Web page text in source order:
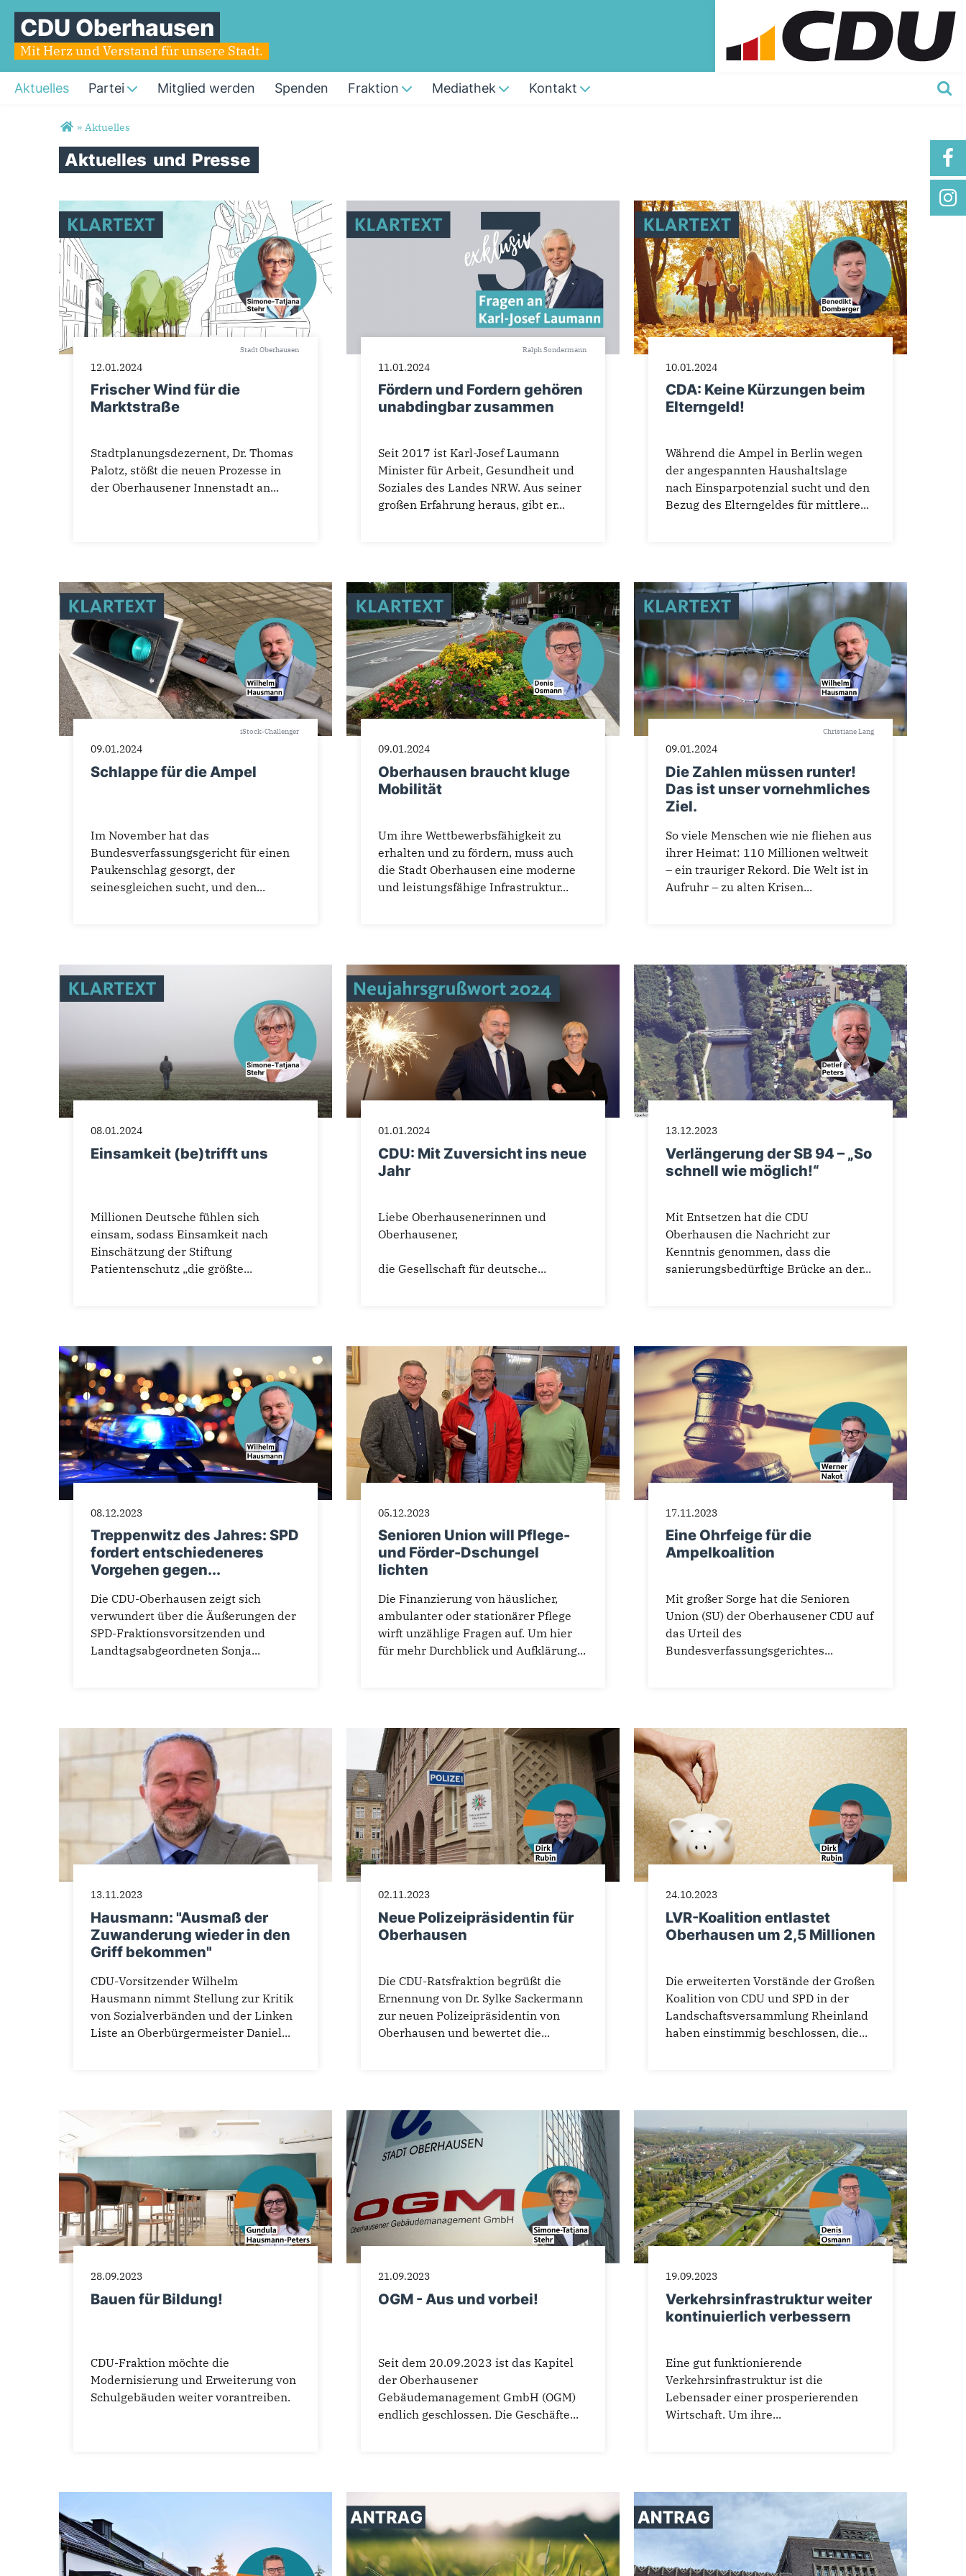
CDU Oberhausen
Mit Herz und Verstand für unsere Stadt.
Aktuelles Partei Mitglied werden Spenden Fraktion Mediathek Kontakt
Sie sind hier
» Aktuelles
Aktuelles und Presse
Stadt Oberhausen
12.01.2024
Frischer Wind für die
Marktstraße
Stadtplanungsdezernent, Dr. Thomas
Palotz, stößt die neuen Prozesse in
der Oberhausener Innenstadt an...
Ralph Sondermann
11.01.2024
Fördern und Fordern gehören
unabdingbar zusammen
Seit 2017 ist Karl-Josef Laumann
Minister für Arbeit, Gesundheit und
Soziales des Landes NRW. Aus seiner
großen Erfahrung heraus, gibt er...
10.01.2024
CDA: Keine Kürzungen beim
Elterngeld!
Während die Ampel in Berlin wegen
der angespannten Haushaltslage
nach Einsparpotenzial sucht und den
Bezug des Elterngeldes für mittlere...
iStock-Challenger
09.01.2024
Schlappe für die Ampel
Im November hat das
Bundesverfassungsgericht für einen
Paukenschlag gesorgt, der
seinesgleichen sucht, und den...
09.01.2024
Oberhausen braucht kluge
Mobilität
Um ihre Wettbewerbsfähigkeit zu
erhalten und zu fördern, muss auch
die Stadt Oberhausen eine moderne
und leistungsfähige Infrastruktur...
Christiane Lang
09.01.2024
Die Zahlen müssen runter!
Das ist unser vornehmliches
Ziel.
So viele Menschen wie nie fliehen aus
ihrer Heimat: 110 Millionen weltweit
– ein trauriger Rekord. Die Welt ist in
Aufruhr – zu alten Krisen...
08.01.2024
Einsamkeit (be)trifft uns
Millionen Deutsche fühlen sich
einsam, sodass Einsamkeit nach
Einschätzung der Stiftung
Patientenschutz „die größte...
01.01.2024
CDU: Mit Zuversicht ins neue
Jahr
Liebe Oberhausenerinnen und
Oberhausener,
die Gesellschaft für deutsche...
13.12.2023
Verlängerung der SB 94 – „So
schnell wie möglich!“
Mit Entsetzen hat die CDU
Oberhausen die Nachricht zur
Kenntnis genommen, dass die
sanierungsbedürftige Brücke an der...
08.12.2023
Treppenwitz des Jahres: SPD
fordert entschiedeneres
Vorgehen gegen...
Die CDU-Oberhausen zeigt sich
verwundert über die Äußerungen der
SPD-Fraktionsvorsitzenden und
Landtagsabgeordneten Sonja...
05.12.2023
Senioren Union will Pflege-
und Förder-Dschungel
lichten
Die Finanzierung von häuslicher,
ambulanter oder stationärer Pflege
wirft unzählige Fragen auf. Um hier
für mehr Durchblick und Aufklärung...
17.11.2023
Eine Ohrfeige für die
Ampelkoalition
Mit großer Sorge hat die Senioren
Union (SU) der Oberhausener CDU auf
das Urteil des
Bundesverfassungsgerichtes...
13.11.2023
Hausmann: "Ausmaß der
Zuwanderung wieder in den
Griff bekommen"
CDU-Vorsitzender Wilhelm
Hausmann nimmt Stellung zur Kritik
von Sozialverbänden und der Linken
Liste an Oberbürgermeister Daniel...
02.11.2023
Neue Polizeipräsidentin für
Oberhausen
Die CDU-Ratsfraktion begrüßt die
Ernennung von Dr. Sylke Sackermann
zur neuen Polizeipräsidentin von
Oberhausen und bewertet die...
24.10.2023
LVR-Koalition entlastet
Oberhausen um 2,5 Millionen
Die erweiterten Vorstände der Großen
Koalition von CDU und SPD in der
Landschaftsversammlung Rheinland
haben einstimmig beschlossen, die...
28.09.2023
Bauen für Bildung!
CDU-Fraktion möchte die
Modernisierung und Erweiterung von
Schulgebäuden weiter vorantreiben.
21.09.2023
OGM - Aus und vorbei!
Seit dem 20.09.2023 ist das Kapitel
der Oberhausener
Gebäudemanagement GmbH (OGM)
endlich geschlossen. Die Geschäfte...
19.09.2023
Verkehrsinfrastruktur weiter
kontinuierlich verbessern
Eine gut funktionierende
Verkehrsinfrastruktur ist die
Lebensader einer prosperierenden
Wirtschaft. Um ihre...
Seiten